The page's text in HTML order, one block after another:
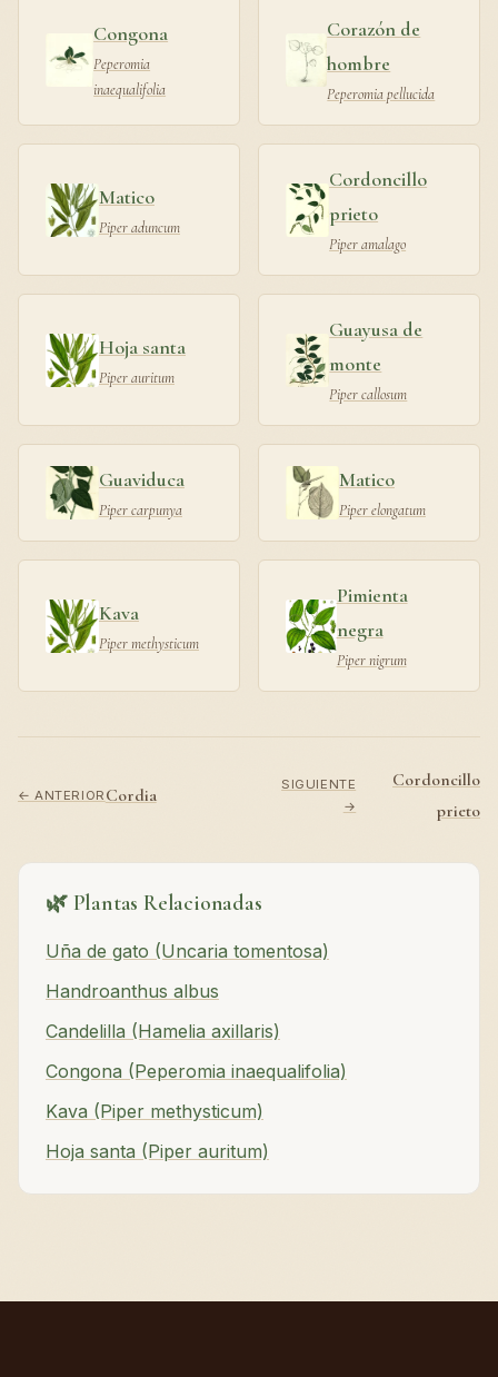
Congona
Peperomia
inaequalifolia
Corazón de
hombre
Peperomia pellucida
Matico
Piper aduncum
Cordoncillo
prieto
Piper amalago
Hoja santa
Piper auritum
Guayusa de
monte
Piper callosum
Guaviduca
Piper carpunya
Matico
Piper elongatum
Kava
Piper methysticum
Pimienta
negra
Piper nigrum
← ANTERIORCordia
SIGUIENTE
→
Cordoncillo
prieto
🌿 Plantas Relacionadas
Uña de gato (Uncaria tomentosa)
Handroanthus albus
Candelilla (Hamelia axillaris)
Congona (Peperomia inaequalifolia)
Kava (Piper methysticum)
Hoja santa (Piper auritum)